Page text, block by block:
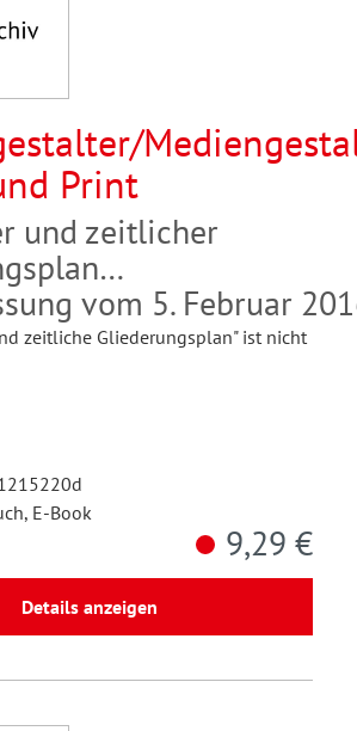
Print
und zeitlicher
vom 5. Februar
zeitliche Gliederungsplan" ist nicht
E-Book
9,29 €
Details anzeigen